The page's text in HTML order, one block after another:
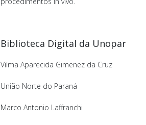
Biblioteca Digital da Unopar
Vilma Aparecida Gimenez da Cruz
União Norte do Paraná
Marco Antonio Laffranchi